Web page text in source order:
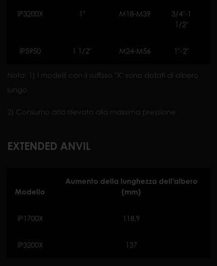
IP3200X 1" M18-M39
3/4"-1
1/2"
IP5950 1 1/2" M24-M56 1"-2"
Nota: 1) I modelli con il suffisso "X" sono dotati di albero
lungo
2) Consumo aria rilevata alla massima pressione
EXTENDED ANVIL
Modello
Aumento della lunghezza dell'albero
(mm)
IP1700X 118.9
IP3200X 137